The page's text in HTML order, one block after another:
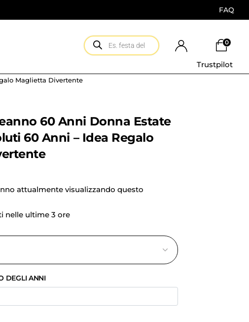
FAQ
0
Trustpilot
Maglietta Divertente
60 Anni Donna Estate
60 Anni – Idea Regalo
attualmente visualizzando questo
nelle ultime 3 ore
DEGLI ANNI